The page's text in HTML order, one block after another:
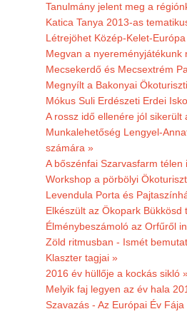
Tanulmány jelent meg a
Katica Tanya 2013-as
Létrejöhet Közép-Kelet-
Megvan a nyereményjátékunk
Mecsekerdő és Mecsextrém
Megnyílt a Bakonyai
Mókus Suli Erdészeti Erdei
A rossz idő ellenére jól sikerült
Munkalehetőség Lengyel-
számára »
A bőszénfai Szarvasfarm
Workshop a pörbölyi
Levendula Porta és
Elkészült az Ökopark
Élménybeszámoló az Orfűről
Zöld ritmusban - Ismét
Klaszter tagjai »
2016 év hüllője a kockás sikló
Melyik faj legyen az év hala
Szavazás - Az Európai Év